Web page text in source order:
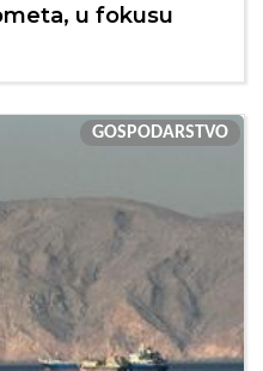
u fokusu
GOSPODARSTVO